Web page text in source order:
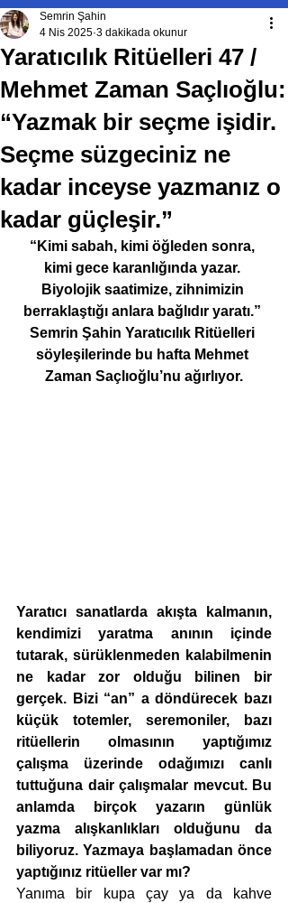
Yaratıcılık Ritüelleri 47 /
Mehmet Zaman Saçlıoğlu:
“Yazmak bir seçme işidir.
Seçme süzgeciniz ne
kadar inceyse yazmanız o
kadar güçleşir.”
Semrin Şahin
4 Nis 2025 3 dakikada okunur
“Kimi sabah, kimi öğleden sonra,
kimi gece karanlığında yazar.
Biyolojik saatimize, zihnimizin
berraklaştığı anlara bağlıdır yaratı.”
Semrin Şahin Yaratıcılık Ritüelleri
söyleşilerinde bu hafta Mehmet
Zaman Saçlıoğlu’nu ağırlıyor.
Yaratıcı sanatlarda akışta kalmanın,
kendimizi yaratma anının içinde
tutarak, sürüklenmeden kalabilmenin
ne kadar zor olduğu bilinen bir
gerçek. Bizi “an” a döndürecek bazı
küçük totemler, seremoniler, bazı
ritüellerin olmasının yaptığımız
çalışma üzerinde odağımızı canlı
tuttuğuna dair çalışmalar mevcut. Bu
anlamda birçok yazarın günlük
yazma alışkanlıkları olduğunu da
biliyoruz. Yazmaya başlamadan önce
yaptığınız ritüeller var mı?
Yanıma bir kupa çay ya da kahve